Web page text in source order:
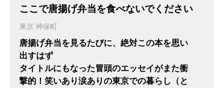
ここで唐揚げ弁当を食べないでください
東京 神保町
唐揚げ弁当を見るたびに、絶対この本を思い
出すはず
タイトルにもなった冒頭のエッセイがまた衝
撃的！笑いあり涙ありの東京での暮らし（と